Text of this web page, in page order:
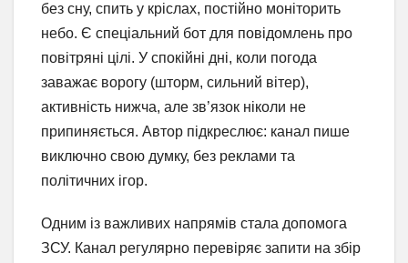
без сну, спить у кріслах, постійно моніторить
небо. Є спеціальний бот для повідомлень про
повітряні цілі. У спокійні дні, коли погода
заважає ворогу (шторм, сильний вітер),
активність нижча, але зв’язок ніколи не
припиняється. Автор підкреслює: канал пише
виключно свою думку, без реклами та
політичних ігор.
Одним із важливих напрямів стала допомога
ЗСУ. Канал регулярно перевіряє запити на збір